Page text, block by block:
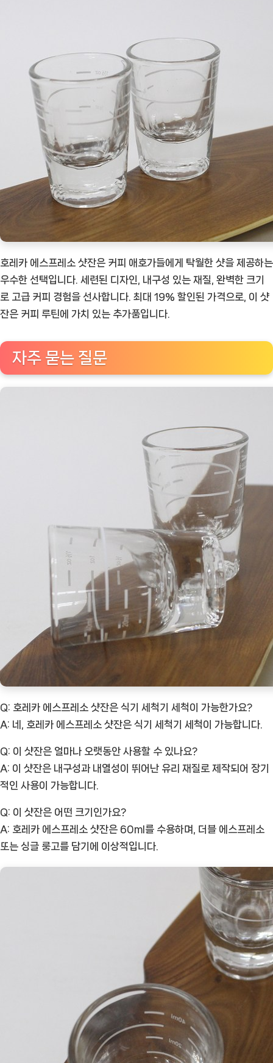
호레카 에스프레소 샷잔은 커피 애호가들에게 탁월한 샷을 제공하는
우수한 선택입니다. 세련된 디자인, 내구성 있는 재질, 완벽한 크기
로 고급 커피 경험을 선사합니다. 최대 19% 할인된 가격으로, 이 샷
잔은 커피 루틴에 가치 있는 추가품입니다.
자주 묻는 질문
Q: 호레카 에스프레소 샷잔은 식기 세척기 세척이 가능한가요?
A: 네, 호레카 에스프레소 샷잔은 식기 세척기 세척이 가능합니다.
Q: 이 샷잔은 얼마나 오랫동안 사용할 수 있나요?
A: 이 샷잔은 내구성과 내열성이 뛰어난 유리 재질로 제작되어 장기
적인 사용이 가능합니다.
Q: 이 샷잔은 어떤 크기인가요?
A: 호레카 에스프레소 샷잔은 60ml를 수용하며, 더블 에스프레소
또는 싱글 룽고를 담기에 이상적입니다.